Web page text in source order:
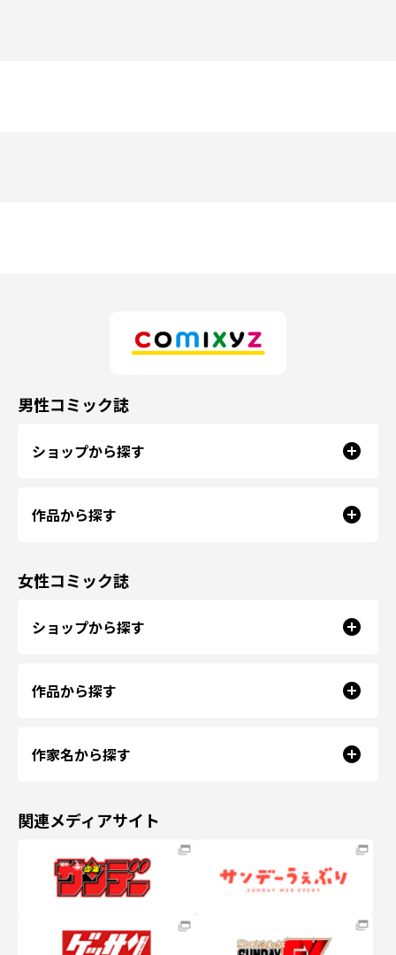
男性コミック誌
ショップから探す
作品から探す
女性コミック誌
ショップから探す
作品から探す
作家名から探す
関連メディアサイト